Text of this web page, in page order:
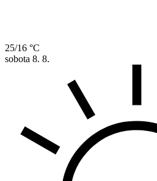
25/16 °C
sobota 8. 8.